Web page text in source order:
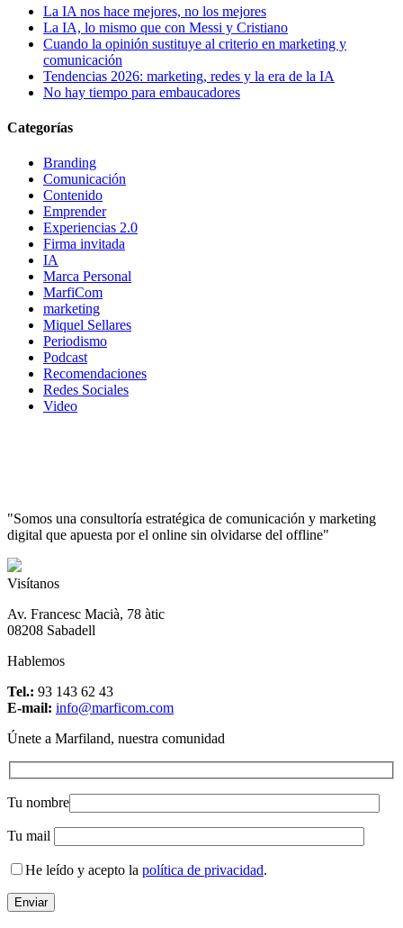
La IA nos hace mejores, no los mejores
La IA, lo mismo que con Messi y Cristiano
Cuando la opinión sustituye al criterio en marketing y
comunicación
Tendencias 2026: marketing, redes y la era de la IA
No hay tiempo para embaucadores
Categorías
Branding
Comunicación
Contenido
Emprender
Experiencias 2.0
Firma invitada
IA
Marca Personal
MarfiCom
marketing
Miquel Sellares
Periodismo
Podcast
Recomendaciones
Redes Sociales
Video
"Somos una consultoría estratégica de comunicación y marketing
digital que apuesta por el online sin olvidarse del offline"
Visítanos
Av. Francesc Macià, 78 àtic
08208 Sabadell
Hablemos
Tel.: 93 143 62 43
E-mail: info@marficom.com
Únete a Marfiland, nuestra comunidad
Tu nombre
Tu mail
He leído y acepto la política de privacidad.